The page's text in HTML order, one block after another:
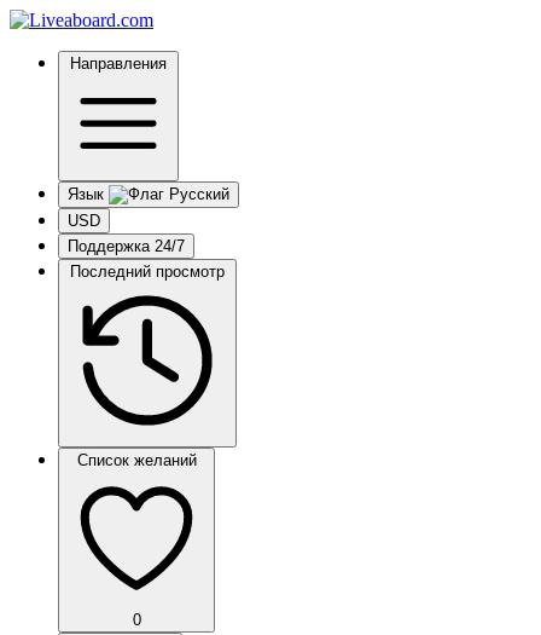
Направления
Язык
USD
Поддержка 24/7
Последний просмотр
Список желаний
0